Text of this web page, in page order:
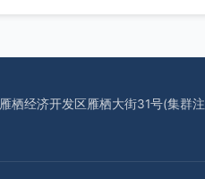
栖经济开发区雁栖大街31号(集群